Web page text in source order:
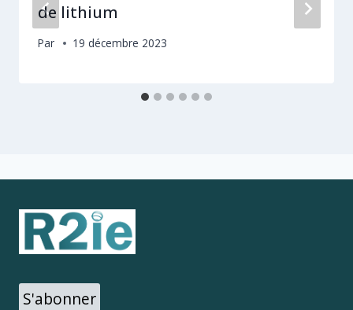
de lithium
Par 19 décembre 2023
S'abonner